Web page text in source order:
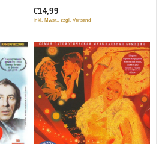
5
plan)
€14,99
inkl. Mwst., zzgl. Versand